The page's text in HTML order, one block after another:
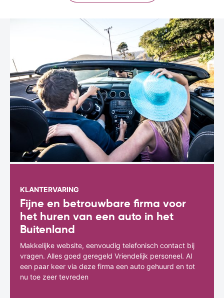
KLANTERVARING
Fijne en betrouwbare firma voor
het huren van een auto in het
Buitenland
Makkelijke website, eenvoudig telefonisch contact bij
vragen. Alles goed geregeld Vriendelijk personeel. Al
een paar keer via deze firma een auto gehuurd en tot
nu toe zeer tevreden